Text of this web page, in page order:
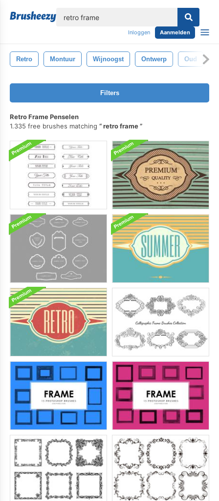
Inloggen Aanmelden
Retro Montuur Wijnoogst Ontwerp Oud
Filters
Retro Frame Penselen
1.335 free brushes matching
retro frame